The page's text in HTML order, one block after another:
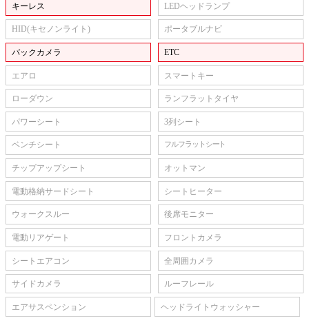
キーレス LEDヘッドランプ
HID(キセノンライト) ポータブルナビ
バックカメラ ETC
エアロ スマートキー
ローダウン ランフラットタイヤ
パワーシート 3列シート
ベンチシート フルフラットシート
チップアップシート オットマン
電動格納サードシート シートヒーター
ウォークスルー 後席モニター
電動リアゲート フロントカメラ
シートエアコン 全周囲カメラ
サイドカメラ ルーフレール
エアサスペンション ヘッドライトウォッシャー